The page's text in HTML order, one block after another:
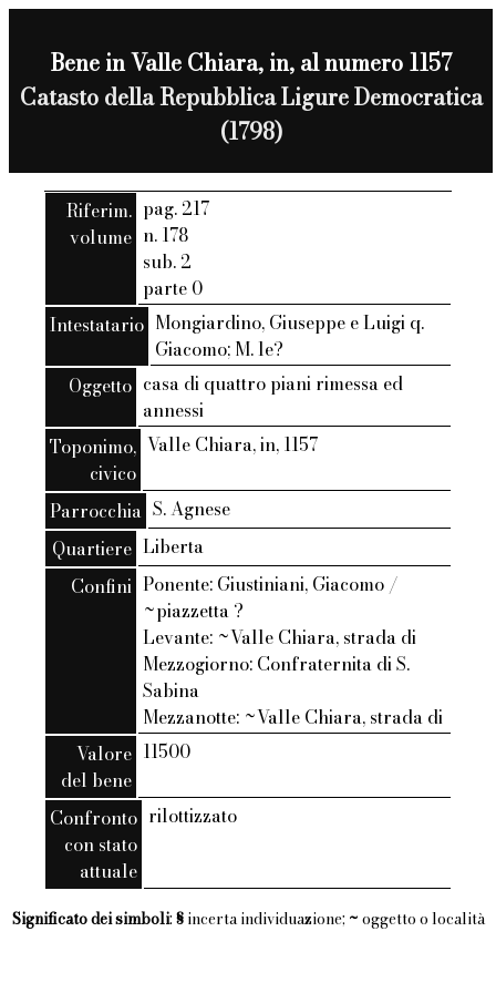
Bene in Valle Chiara, in, al numero 1157
Catasto della Repubblica Ligure Democratica
(1798)
Riferim.
volume
pag. 217
n. 178
sub. 2
parte 0
Intestatario Mongiardino, Giuseppe e Luigi q.
Giacomo; M. le?
Oggetto casa di quattro piani rimessa ed
annessi
Toponimo,
civico
Valle Chiara, in, 1157
Parrocchia S. Agnese
Quartiere Liberta
Confini Ponente: Giustiniani, Giacomo /
~piazzetta ?
Levante: ~Valle Chiara, strada di
Mezzogiorno: Confraternita di S.
Sabina
Mezzanotte: ~Valle Chiara, strada di
Valore
del bene
11500
Confronto
con stato
attuale
rilottizzato
Significato dei simboli: §incerta individuazione; ~ oggetto o località